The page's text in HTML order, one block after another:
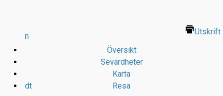
n
dt
Utskrift
Översikt
Sevärdheter
Karta
Resa